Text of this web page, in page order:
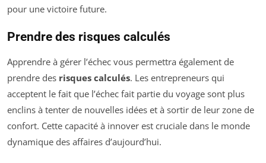
pour une victoire future.
Prendre des risques calculés
Apprendre à gérer l’échec vous permettra également de
prendre des risques calculés. Les entrepreneurs qui
acceptent le fait que l’échec fait partie du voyage sont plus
enclins à tenter de nouvelles idées et à sortir de leur zone de
confort. Cette capacité à innover est cruciale dans le monde
dynamique des affaires d’aujourd’hui.